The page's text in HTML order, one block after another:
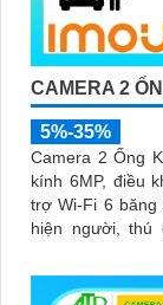
CAMERA 2
5%-35%
Camera 2 Ống
kính 6MP, điều
trợ Wi-Fi 6 băng
hiện người, thú